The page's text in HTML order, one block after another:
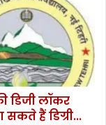
डिजी लॉकर
सकते हैं डिग्री...